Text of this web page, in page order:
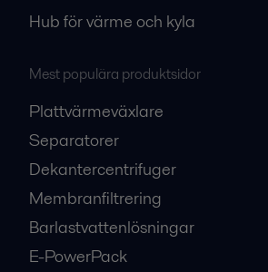
Hub för värme och kyla
Mest populära produktsidor
Plattvärmeväxlare
Separatorer
Dekantercentrifuger
Membranfiltrering
Barlastvattenlösningar
E-PowerPack